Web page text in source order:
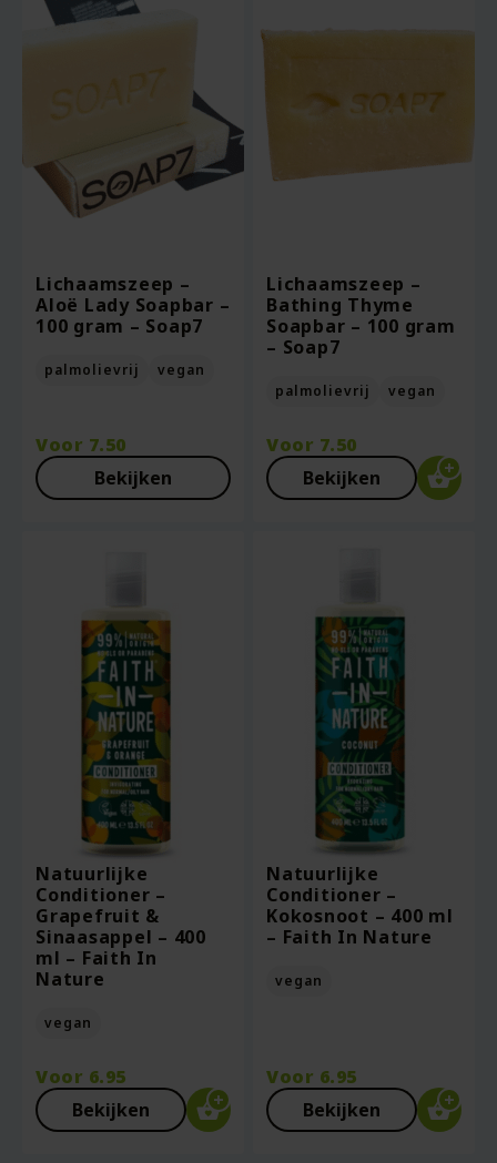
Lichaamszeep –
Aloë Lady Soapbar –
100 gram – Soap7
palmolievrij vegan
Voor 7.50
Bekijken
Lichaamszeep –
Bathing Thyme
Soapbar – 100 gram
– Soap7
palmolievrij vegan
Voor 7.50
Bekijken
Natuurlijke
Conditioner –
Grapefruit &
Sinaasappel – 400
ml – Faith In
Nature
vegan
Voor 6.95
Bekijken
Natuurlijke
Conditioner –
Kokosnoot – 400 ml
– Faith In Nature
vegan
Voor 6.95
Bekijken